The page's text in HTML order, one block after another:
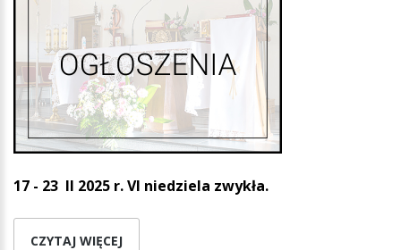
17 - 23 II 2025 r.VI niedziela zwykła.
CZYTAJ WIĘCEJ